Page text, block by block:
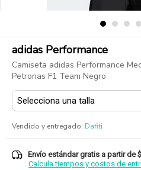
adidas Performance
Camiseta adidas Performance
Petronas F1 Team Negro
Vendido y entregado: Dafiti
Envío estándar gratis a partir de
Calcula tiempos y costos de